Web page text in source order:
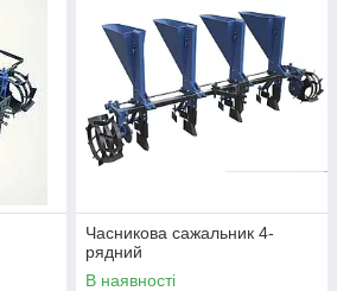
Часникова сажальник 4-
рядний
В наявності